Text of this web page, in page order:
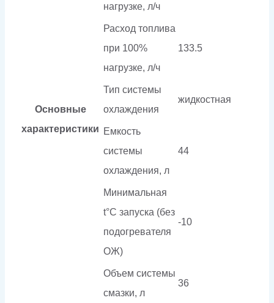
Основные
характеристики
нагрузке, л/ч
Расход топлива
при 100%
нагрузке, л/ч
133.5
Тип системы
охлаждения
жидкостная
Емкость
системы
охлаждения, л
44
Минимальная
t°С запуска (без
подогревателя
ОЖ)
-10
Объем системы
смазки, л
36